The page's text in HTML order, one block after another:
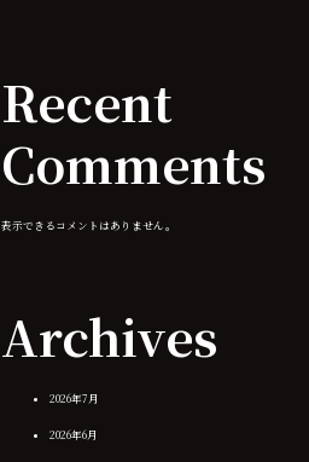
Recent
Comments
表示できるコメントはありません。
Archives
2026年7月
2026年6月